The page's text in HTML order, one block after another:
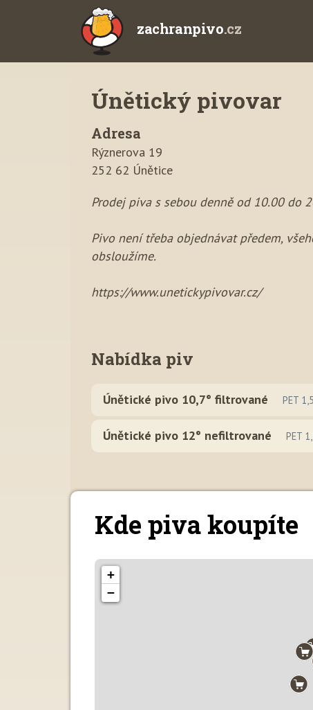
zachranpivo.cz
Únětický pivovar
Adresa
Rýznerova 19
252 62 Únětice
Prodej piva s sebou denně od 10.00 do
Pivo není třeba objednávat předem,
obsloužíme.
https://www.unetickypivovar.cz/
Nabídka piv
Únětické pivo 10,7° filtrované PET
Únětické pivo 12° nefiltrované PET
Kde piva koupíte
+
−